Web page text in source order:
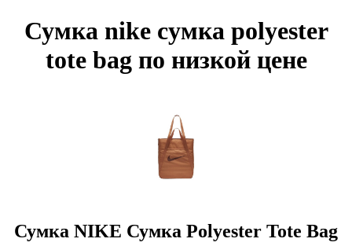
Сумка nike сумка polyester
tote bag по низкой цене
Сумка NIKE Сумка Polyester Tote Bag